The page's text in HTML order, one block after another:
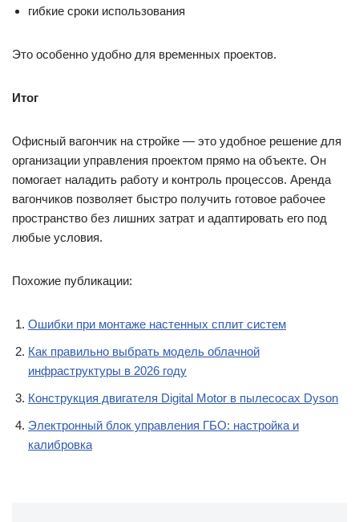
гибкие сроки использования
Это особенно удобно для временных проектов.
Итог
Офисный вагончик на стройке — это удобное решение для
организации управления проектом прямо на объекте. Он
помогает наладить работу и контроль процессов. Аренда
вагончиков позволяет быстро получить готовое рабочее
пространство без лишних затрат и адаптировать его под
любые условия.
Похожие публикации:
Ошибки при монтаже настенных сплит систем
Как правильно выбрать модель облачной
инфраструктуры в 2026 году
Конструкция двигателя Digital Motor в пылесосах Dyson
Электронный блок управления ГБО: настройка и
калибровка